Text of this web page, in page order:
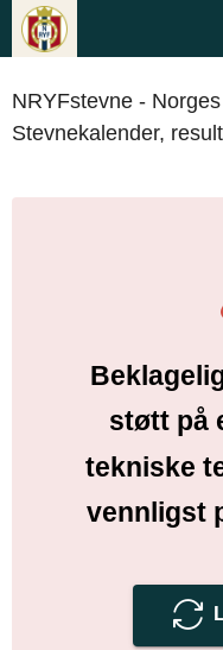
NRYFstevne -
Stevnekalender,
støtt på
tekniske
vennligst